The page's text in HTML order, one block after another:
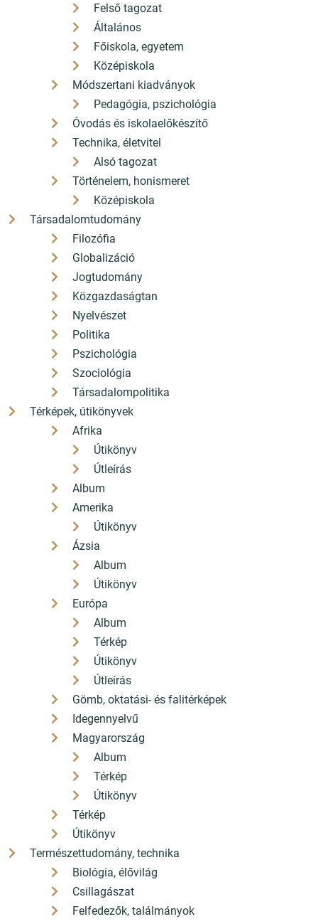
Felső tagozat
Általános
Főiskola, egyetem
Középiskola
Módszertani kiadványok
Pedagógia, pszichológia
Óvodás és iskolaelőkészítő
Technika, életvitel
Alsó tagozat
Történelem, honismeret
Középiskola
Társadalomtudomány
Filozófia
Globalizáció
Jogtudomány
Közgazdaságtan
Nyelvészet
Politika
Pszichológia
Szociológia
Társadalompolitika
Térképek, útikönyvek
Afrika
Útikönyv
Útleírás
Album
Amerika
Útikönyv
Ázsia
Album
Útikönyv
Európa
Album
Térkép
Útikönyv
Útleírás
Gömb, oktatási- és falitérképek
Idegennyelvű
Magyarország
Album
Térkép
Útikönyv
Térkép
Útikönyv
Természettudomány, technika
Biológia, élővilág
Csillagászat
Felfedezők, találmányok